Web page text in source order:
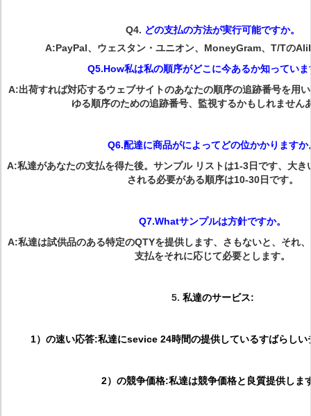
Q4. どの支払の方法が実行可能ですか。
A:PayPal、ウェスタン・ユニオン、MoneyGram、T/Tの
Q5.How私は私の順序がどこに今あるか知っていま
A:出荷すれば対応するウェブサイトのあなたの順序の追跡番号を用
ゆる順序のための追跡番号、監視するかもしれません
Q6.配達に商品がによってどの位かかりますか
A:私達があなたの支払を得た後。サンプル リストは1-3日です、大き
される必要がある順序は10-30日です。
Q7.Whatサンプルは方針ですか。
A:私達は試供品のある特定のQTYを提供します、さもないと、それ
支払をそれに応じて必要とします。
5. 私達のサービス:
1）の速い応答:私達にsevice 24時間の提供しているすばらしい
2）の競争価格:私達は競争価格と良質提供しま